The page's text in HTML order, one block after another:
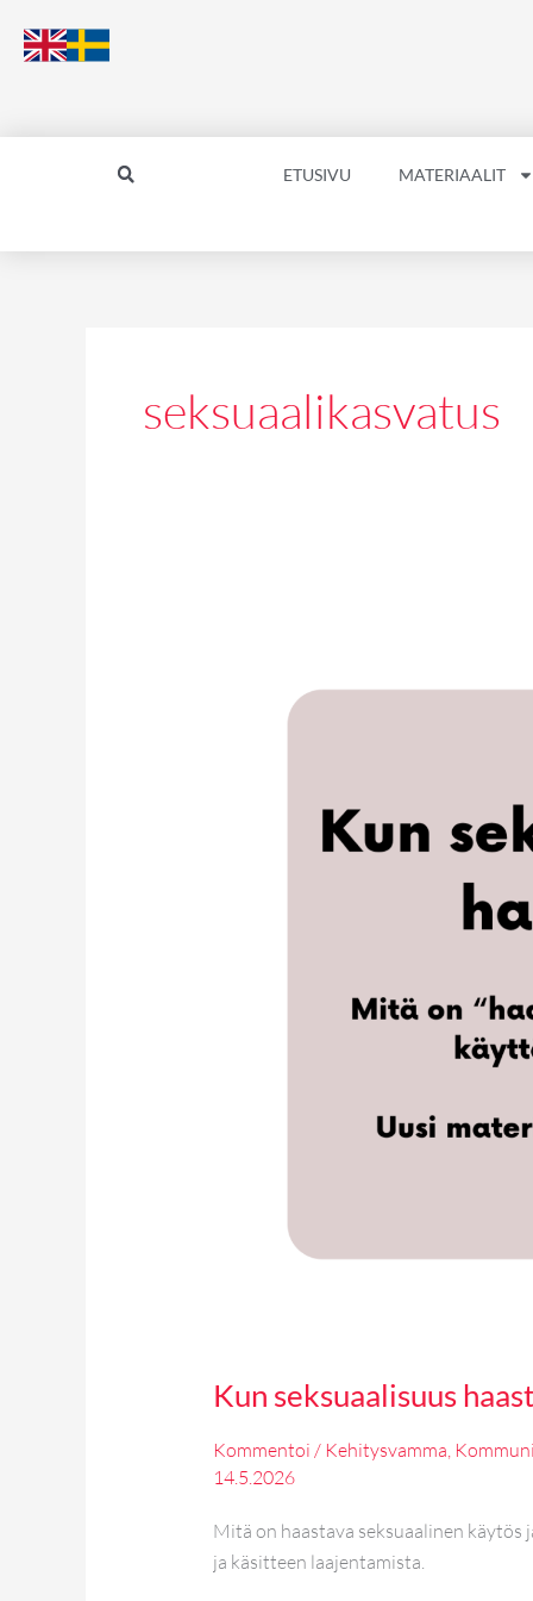
sisältöön
ETUSIVU MATERIAALIT
seksuaalikasvatus
Kun seksuaalisuus
Kommentoi / Kehitysvamma,
14.5.2026
Mitä on haastava seksuaalinen käytös
ja käsitteen laajentamista.